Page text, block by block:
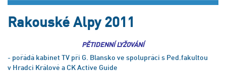
Rakouské Alpy 2011
PĚTIDENNÍ LYŽOVÁNÍ
- pořádá kabinet TV při G. Blansko ve spolupráci s Ped.fakultou
v Hradci Králové a CK Active Guide